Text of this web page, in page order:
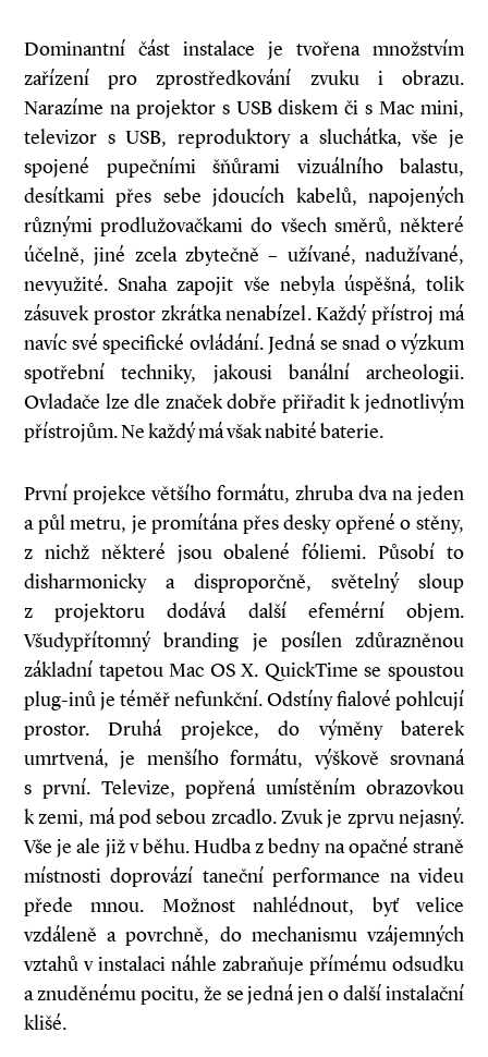
Dominantní část instalace je tvořena množstvím
zařízení pro zprostředkování zvuku i obrazu.
Narazíme na projektor s USB diskem či s Mac mini,
televizor s USB, reproduktory a sluchátka, vše je
spojené pupečními šňůrami vizuálního balastu,
desítkami přes sebe jdoucích kabelů, napojených
různými prodlužovačkami do všech směrů, některé
účelně, jiné zcela zbytečně – užívané, nadužívané,
nevyužité. Snaha zapojit vše nebyla úspěšná, tolik
zásuvek prostor zkrátka nenabízel. Každý přístroj má
navíc své specifické ovládání. Jedná se snad o výzkum
spotřební techniky, jakousi banální archeologii.
Ovladače lze dle značek dobře přiřadit k jednotlivým
přístrojům. Ne každý má však nabité baterie.
První projekce většího formátu, zhruba dva na jeden
a půl metru, je promítána přes desky opřené o stěny,
z nichž některé jsou obalené fóliemi. Působí to
disharmonicky a disproporčně, světelný sloup
z projektoru dodává další efemérní objem.
Všudypřítomný branding je posílen zdůrazněnou
základní tapetou Mac OS X. QuickTime se spoustou
plug-inů je téměř nefunkční. Odstíny fialové pohlcují
prostor. Druhá projekce, do výměny baterek
umrtvená, je menšího formátu, výškově srovnaná
s první. Televize, popřená umístěním obrazovkou
k zemi, má pod sebou zrcadlo. Zvuk je zprvu nejasný.
Vše je ale již v běhu. Hudba z bedny na opačné straně
místnosti doprovází taneční performance na videu
přede mnou. Možnost nahlédnout, byť velice
vzdáleně a povrchně, do mechanismu vzájemných
vztahů v instalaci náhle zabraňuje přímému odsudku
a znuděnému pocitu, že se jedná jen o další instalační
klišé.